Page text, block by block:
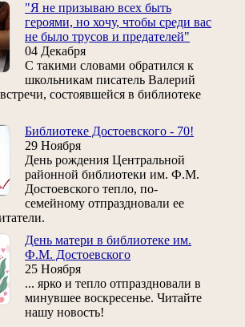
"Я не призываю всех быть
героями, но хочу, чтобы среди вас
не было трусов и предателей"
04 Декабря
С такими словами обратился к
школьникам писатель Валерий
состоявшейся в библиотеке
Библиотеке Достоевского - 70!
29 Ноября
День рождения Центральной
районной библиотеки им. Ф.М.
Достоевского тепло, по-
семейному отпраздновали ее
День матери в библиотеке им.
Ф.М. Достоевского
25 Ноября
... ярко и тепло отпраздновали в
минувшее воскресенье. Читайте
нашу новость!